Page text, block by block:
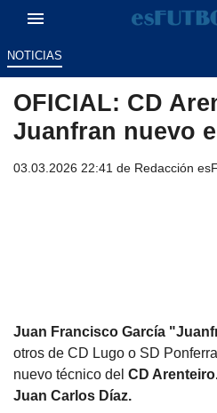
NOTICIAS
OFICIAL: CD
Juanfran nuevo
03.03.2026 22:41 de Redacción
Juan Francisco García
otros de CD Lugo o SD
nuevo técnico del CD
Juan Carlos Díaz.